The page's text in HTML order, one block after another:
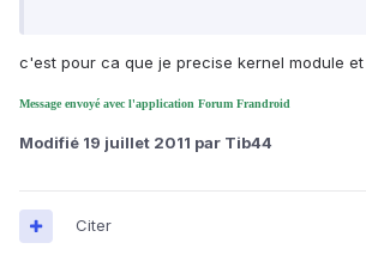
c'est pour ca que je precise kernel module
Message envoyé avec l'application Forum Frandroid
Modifié 19 juillet 2011 par Tib44
Citer